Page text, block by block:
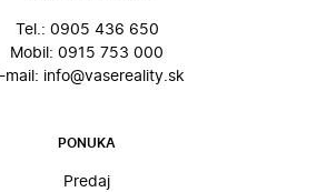
Tel.: 0905 436 650
Mobil: 0915 753 000
mail: info@vasereality.sk
PONUKA
Predaj